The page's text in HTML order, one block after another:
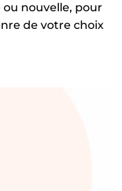
nouvelle, pour
de votre choix